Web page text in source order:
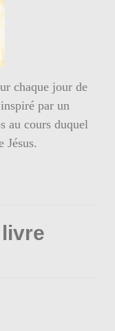
chaque jour de
par un
au cours duquel
Jésus.